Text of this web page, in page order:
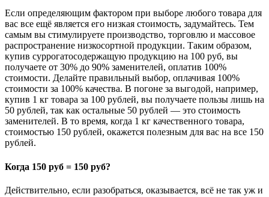
Если определяющим фактором при выборе любого товара для
вас все ещё является его низкая стоимость, задумайтесь. Тем
самым вы стимулируете производство, торговлю и массовое
распространение низкосортной продукции. Таким образом,
купив суррогатосодержащую продукцию на 100 руб, вы
получаете от 30% до 90% заменителей, оплатив 100%
стоимости. Делайте правильный выбор, оплачивая 100%
стоимости за 100% качества. В погоне за выгодой, например,
купив 1 кг товара за 100 рублей, вы получаете пользы лишь на
50 рублей, так как остальные 50 рублей — это стоимость
заменителей. В то время, когда 1 кг качественного товара,
стоимостью 150 рублей, окажется полезным для вас на все 150
рублей.
Когда 150 руб = 150 руб?
Действительно, если разобраться, оказывается, всё не так уж и